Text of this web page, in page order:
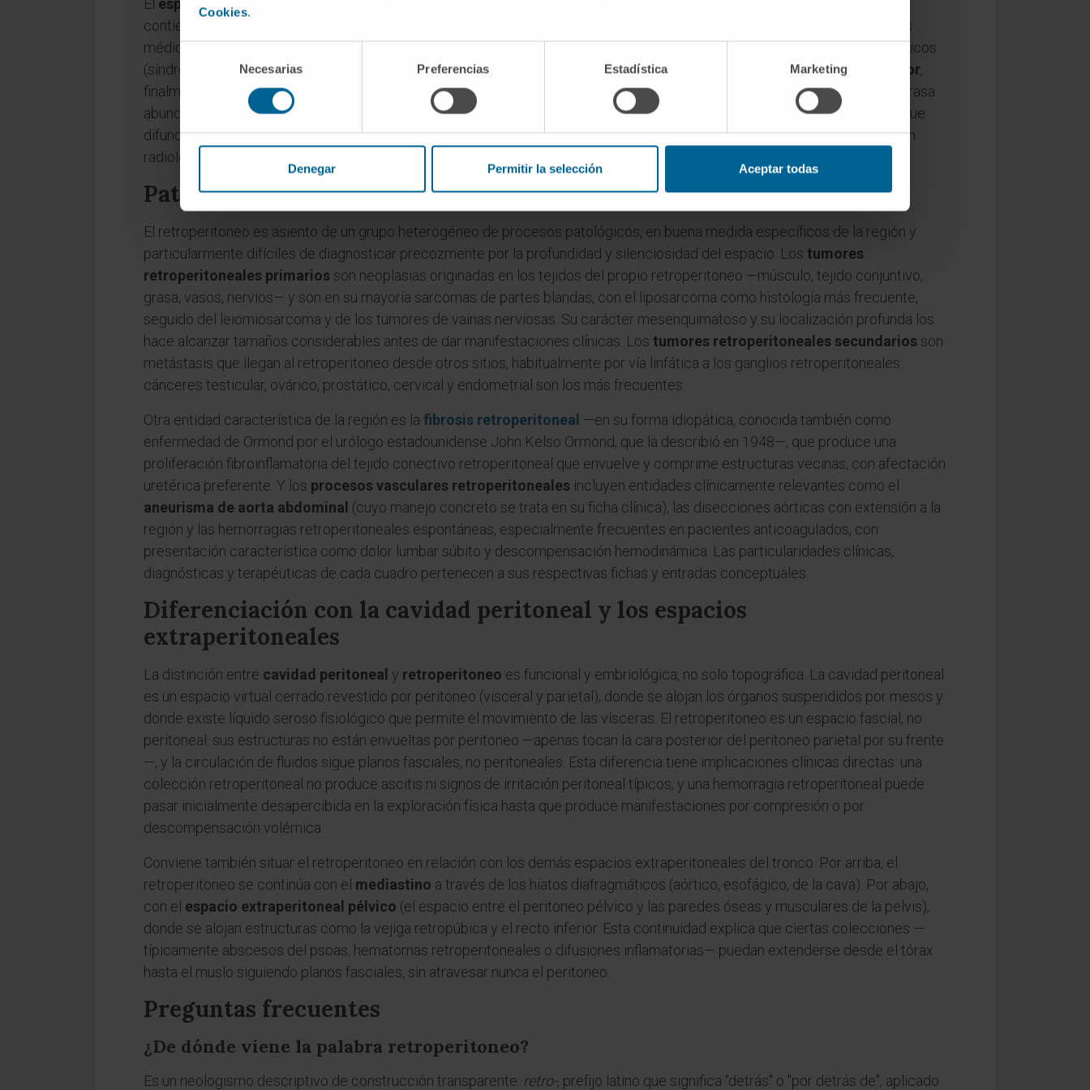
Cookies.
Selección
de
consentimiento
Necesarias Preferencias Estadística Marketing
Denegar Permitir la selección Aceptar todas
El espacio perirrenal
es el compartimento contenido en el saco de la fascia de Gerota: rodea al riñón y a la suprarrenal, y
contiene grasa perirrenal abundante con valor protector y de aislamiento térmico. Es la sede de la mayoría de los procesos
médicos renales con extensión perirrenal: hematomas espontáneos en pacientes anticoagulados o con tumores hemorrágicos
(síndrome de Wunderlich), abscesos perirrenales, urinomas tras traumatismos o iatrogenia. El
espacio pararrenal posterior,
finalmente, queda entre la fascia perirrenal posterior y la fascia transversal de la pared. Carece de órganos pero contiene grasa
abundante (la grasa pararrenal posterior, visible en TC y RM como referencia anatómica) y es paso obligado de procesos que
difunden desde el espacio perirrenal hacia el flanco y la pelvis. Esta compartimentación fascial es la base de la clasificación
radiológica de las colecciones retroperitoneales y orienta el abordaje quirúrgico del espacio.
Patología retroperitoneal característica
El retroperitoneo es asiento de un grupo heterogéneo de procesos patológicos, en buena medida específicos de la región y
particularmente difíciles de diagnosticar precozmente por la profundidad y silenciosidad del espacio. Los tumores
retroperitoneales primarios son neoplasias originadas en los tejidos del propio retroperitoneo —músculo, tejido conjuntivo,
grasa, vasos, nervios— y son en su mayoría sarcomas de partes blandas, con el liposarcoma como histología más frecuente,
seguido del leiomiosarcoma y de los tumores de vainas nerviosas. Su carácter mesenquimatoso y su localización profunda los
hace alcanzar tamaños considerables antes de dar manifestaciones clínicas. Los tumores retroperitoneales secundarios son
metástasis que llegan al retroperitoneo desde otros sitios, habitualmente por vía linfática a los ganglios retroperitoneales:
cánceres testicular, ovárico, prostático, cervical y endometrial son los más frecuentes.
Otra entidad característica de la región es la fibrosis retroperitoneal —en su forma idiopática, conocida también como
enfermedad de Ormond por el urólogo estadounidense John Kelso Ormond, que la describió en 1948—, que produce una
proliferación fibroinflamatoria del tejido conectivo retroperitoneal que envuelve y comprime estructuras vecinas, con afectación
uretérica preferente. Y los procesos vasculares retroperitoneales incluyen entidades clínicamente relevantes como el
aneurisma de aorta abdominal (cuyo manejo concreto se trata en su ficha clínica), las disecciones aórticas con extensión a la
región y las hemorragias retroperitoneales espontáneas, especialmente frecuentes en pacientes anticoagulados, con
presentación característica como dolor lumbar súbito y descompensación hemodinámica. Las particularidades clínicas,
diagnósticas y terapéuticas de cada cuadro pertenecen a sus respectivas fichas y entradas conceptuales.
Diferenciación con la cavidad peritoneal y los espacios
extraperitoneales
La distinción entre cavidad peritoneal y retroperitoneo es funcional y embriológica, no solo topográfica. La cavidad peritoneal
es un espacio virtual cerrado revestido por peritoneo (visceral y parietal), donde se alojan los órganos suspendidos por mesos y
donde existe líquido seroso fisiológico que permite el movimiento de las vísceras. El retroperitoneo es un espacio fascial, no
peritoneal: sus estructuras no están envueltas por peritoneo —apenas tocan la cara posterior del peritoneo parietal por su frente
—, y la circulación de fluidos sigue planos fasciales, no peritoneales. Esta diferencia tiene implicaciones clínicas directas: una
colección retroperitoneal no produce ascitis ni signos de irritación peritoneal típicos, y una hemorragia retroperitoneal puede
pasar inicialmente desapercibida en la exploración física hasta que produce manifestaciones por compresión o por
descompensación volémica.
Conviene también situar el retroperitoneo en relación con los demás espacios extraperitoneales del tronco. Por arriba, el
retroperitoneo se continúa con el mediastino a través de los hiatos diafragmáticos (aórtico, esofágico, de la cava). Por abajo,
con el espacio extraperitoneal pélvico (el espacio entre el peritoneo pélvico y las paredes óseas y musculares de la pelvis),
donde se alojan estructuras como la vejiga retropúbica y el recto inferior. Esta continuidad explica que ciertas colecciones —
típicamente abscesos del psoas, hematomas retroperitoneales o difusiones inflamatorias— puedan extenderse desde el tórax
hasta el muslo siguiendo planos fasciales, sin atravesar nunca el peritoneo.
Preguntas frecuentes
¿De dónde viene la palabra retroperitoneo?
Es un neologismo descriptivo de construcción transparente: retro-, prefijo latino que significa "detrás" o "por detrás de", aplicado